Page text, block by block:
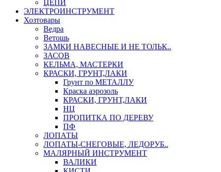
ЦЕПИ
ЭЛЕКТРОИНСТРУМЕНТ
Хозтовары
Ведра
Ветошь
ЗАМКИ НАВЕСНЫЕ И НЕ ТОЛЬК..
ЗАСОВ
КЕЛЬМА, МАСТЕРКИ
КРАСКИ, ГРУНТ,ЛАКИ
Грунт по МЕТАЛЛУ
Краска аэрозоль
КРАСКИ, ГРУНТ,ЛАКИ
НЦ
ПРОПИТКА ПО ДЕРЕВУ
ПФ
ЛОПАТЫ
ЛОПАТЫ-СНЕГОВЫЕ, ЛЕДОРУБ..
МАЛЯРНЫЙ ИНСТРУМЕНТ
ВАЛИКИ